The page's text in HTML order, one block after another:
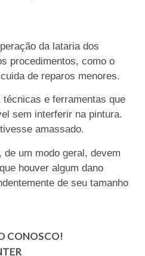
da lataria dos
procedimentos, como o
de reparos menores.
e ferramentas que
sem interferir na pintura.
amassado.
um modo geral, devem
houver algum dano
de seu tamanho
CONOSCO!